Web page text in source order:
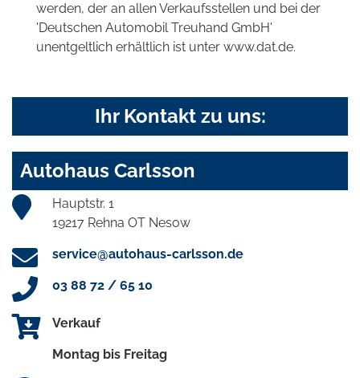
werden, der an allen Verkaufsstellen und bei der
'Deutschen Automobil Treuhand GmbH'
unentgeltlich erhältlich ist unter www.dat.de.
Ihr Kontakt zu uns:
Autohaus Carlsson
Hauptstr. 1
19217 Rehna OT Nesow
service@autohaus-carlsson.de
03 88 72 / 65 10
Verkauf
Montag bis Freitag